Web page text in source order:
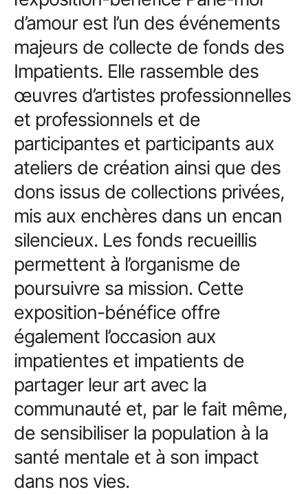
d’amour est l’un des événements
majeurs de collecte de fonds des
Impatients. Elle rassemble des
œuvres d’artistes professionnelles
et professionnels et de
participantes et participants aux
ateliers de création ainsi que des
dons issus de collections privées,
mis aux enchères dans un encan
silencieux. Les fonds recueillis
permettent à l’organisme de
poursuivre sa mission. Cette
exposition-bénéfice offre
également l’occasion aux
impatientes et impatients de
partager leur art avec la
communauté et, par le fait même,
de sensibiliser la population à la
santé mentale et à son impact
dans nos vies.